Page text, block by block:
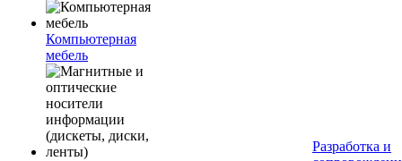
Компьютерная
мебель
Разработка и